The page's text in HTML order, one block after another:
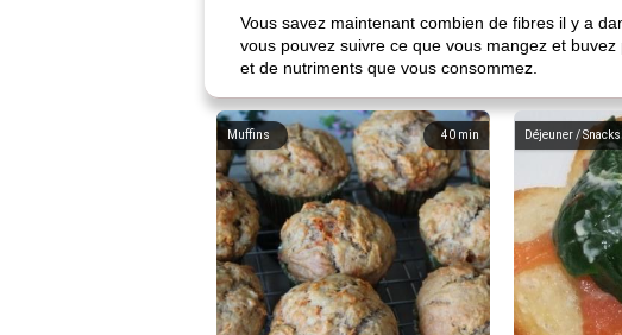
Vous savez maintenant combien de fibres il y a
vous pouvez suivre ce que vous mangez et
et de nutriments que vous consommez.
40 min
Muffins Déjeuner / Snacks